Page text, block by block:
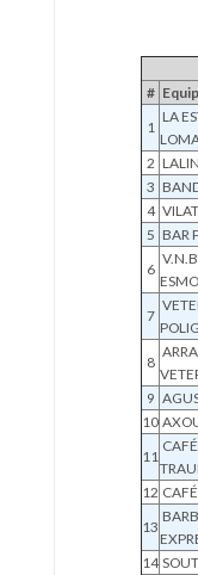
#
1
LA
2
3
4
5 BAR
6
7
8
9
10
11
12
13
14